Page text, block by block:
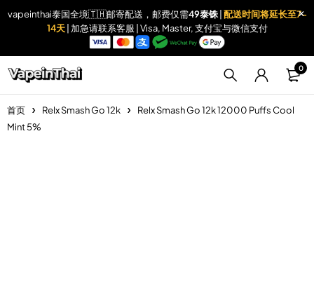
vapeinthai泰国全境🇹🇭邮寄配送，邮费仅需49泰铢| 配送时间将延长至7-
14天 | 加急请联系客服 | Visa, Master, 支付宝与微信支付
0
首页 Relx Smash Go 12k
Relx Smash Go 12k 12000 Puffs Cool
Mint 5%